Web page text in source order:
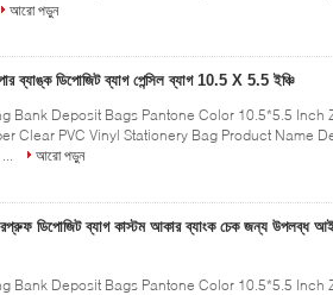
আরো পড়ুন
ব্যাঙ্ক ডিপোজিট ব্যাগ পেন্সিল ব্যাগ 10.5 X 5.5 ইঞ্চি
Bank Deposit Bags Pantone Color 10.5*5.5 Inch
Clear PVC Vinyl Stationery Bag Product Name
আরো পড়ুন
ডিপোজিট ব্যাগ কাস্টম আকার ব্যাংক চেক জন্য উপলব্ধ
Bank Deposit Bags Pantone Color 10.5*5.5 Inch